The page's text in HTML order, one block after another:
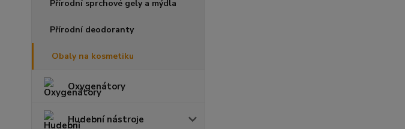
Přírodní sprchové gely a mýdla
Přírodní deodoranty
Obaly na kosmetiku
Oxygenátory
Hudební nástroje